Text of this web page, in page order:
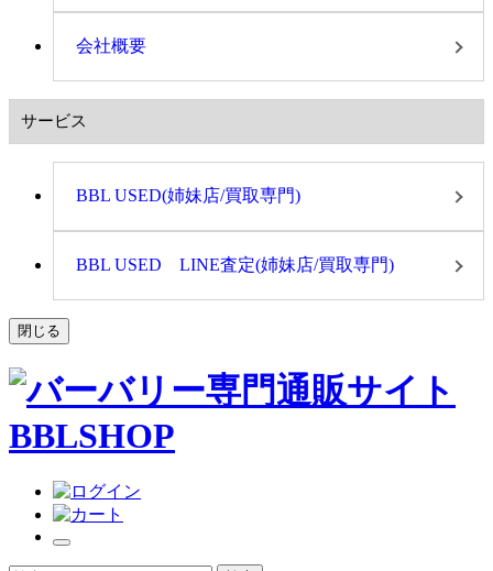
会社概要
サービス
BBL USED(姉妹店/買取専門)
BBL USED LINE査定(姉妹店/買取専門)
閉じる